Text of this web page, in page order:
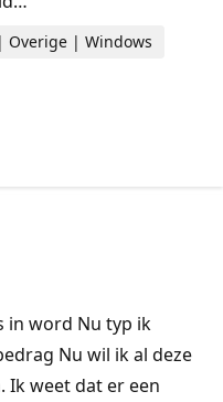
Overige | Windows
in word Nu typ ik
Nu wil ik al deze
Ik weet dat er een